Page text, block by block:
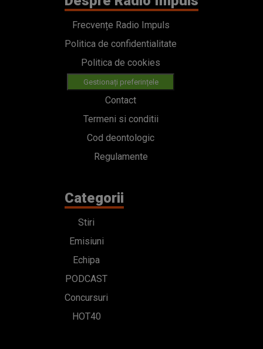
Frecvențe Radio Impuls
Politica de confidentialitate
Politica de cookies
Gestionați preferințele
Contact
Termeni si conditii
Cod deontologic
Regulamente
Categorii
Stiri
Emisiuni
Echipa
PODCAST
Concursuri
HOT40